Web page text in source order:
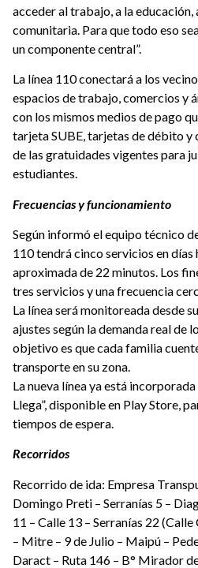
acceder al trabajo, a la educación,
comunitaria. Para que todo eso
un componente central”.
La línea 110 conectará a los
espacios de trabajo, comercios y
con los mismos medios de pago
tarjeta SUBE, tarjetas de débito y
de las gratuidades vigentes para
estudiantes.
Frecuencias y funcionamiento
Según informó el equipo técnico
110 tendrá cinco servicios en días
aproximada de 22 minutos. Los
tres servicios y una frecuencia
La línea será monitoreada desde
ajustes según la demanda real de
objetivo es que cada familia
transporte en su zona.
La nueva línea ya está
Llega”, disponible en Play Store,
tiempos de espera.
Recorridos
Recorrido de ida: Empresa
Domingo Preti – Serranías 5 –
11 – Calle 13 – Serranías 22
– Mitre – 9 de Julio – Maipú –
Daract – Ruta 146 – B° Mirador